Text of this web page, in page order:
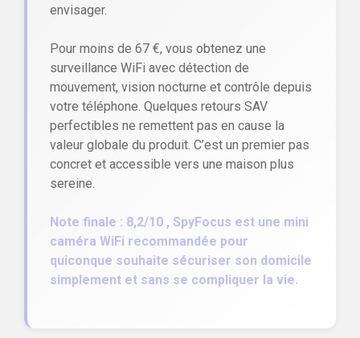
envisager.
Pour moins de 67 €, vous obtenez une
surveillance WiFi avec détection de
mouvement, vision nocturne et contrôle depuis
votre téléphone. Quelques retours SAV
perfectibles ne remettent pas en cause la
valeur globale du produit. C’est un premier pas
concret et accessible vers une maison plus
sereine.
Note finale : 8,2/10 , SpyFocus est une mini
caméra WiFi recommandée pour
quiconque souhaite sécuriser son domicile
simplement et sans se compliquer la vie.